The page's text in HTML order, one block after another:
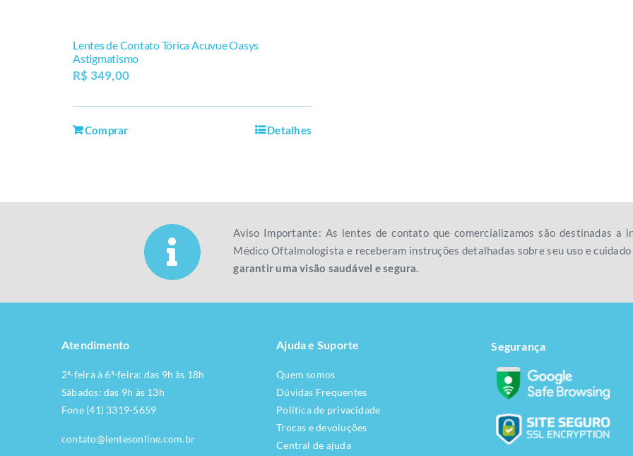
Lentes de Contato Tórica Acuvue Oasys
Astigmatismo
R$ 349,00
Comprar Detalhes
Aviso Importante: As lentes de contato que comercializamos são destinadas a
Médico Oftalmologista e receberam instruções detalhadas sobre seu uso e
garantir uma visão saudável e segura.
Atendimento
2ª-feira à 6ª-feira: das 9h às 18h
Sábados: das 9h às 13h
Fone (41) 3319-5659
contato@lentesonline.com.br
Ajuda e Suporte
Quem somos
Dúvidas Frequentes
Política de privacidade
Trocas e devoluções
Central de ajuda
Segurança